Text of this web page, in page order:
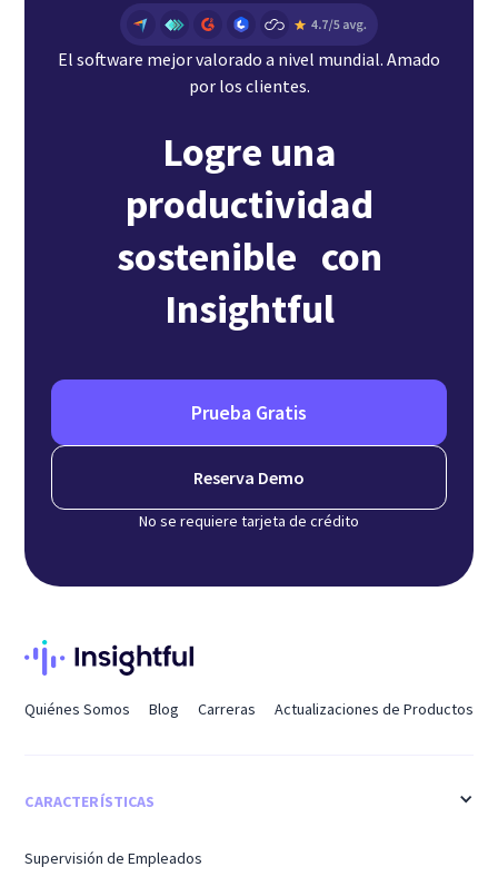
El software mejor valorado a nivel mundial. Amado
por los clientes.
Logre una
productividad
sostenible con
Insightful
Prueba Gratis
Reserva Demo
No se requiere tarjeta de crédito
Quiénes Somos Blog Carreras Actualizaciones de Productos
CARACTERÍSTICAS
Supervisión de Empleados